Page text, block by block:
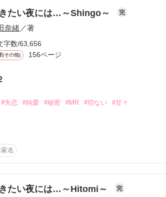
。
れてしまった？！）
く
……愛してる」
嫁は
は終わってしまった
からこそ
たい夜には…～Shingo～ 完
奈緒／著
字数/63,656
(その他) 156ページ
#失恋 #純愛 #秘密 #MR #切ない #甘々
名
たい夜には…～Hitomi～ 完